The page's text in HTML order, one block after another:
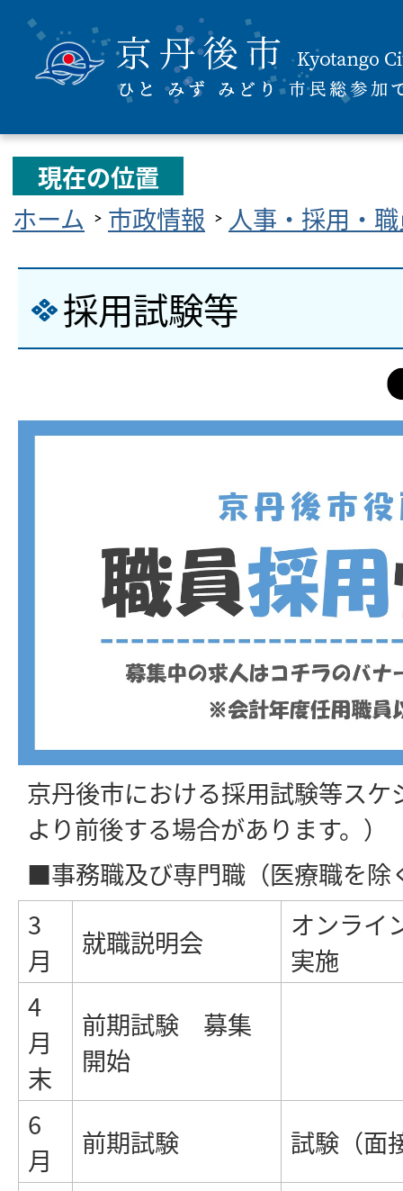
現在の位置
ホーム
市政情報 人事・採用・
採用試験等
京丹後市における採用試験等ス
より前後する場合があります。）
■事務職及び専門職（医療職を除
3
月
就職説明会
オンライ
実施
4
月
末
前期試験 募集
開始
6
月
前期試験 試験（面